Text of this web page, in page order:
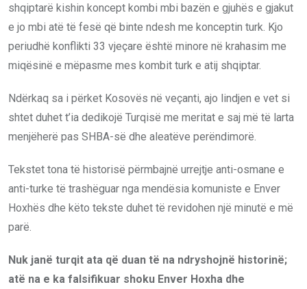
shqiptarë kishin koncept kombi mbi bazën e gjuhës e gjakut
e jo mbi atë të fesë që binte ndesh me konceptin turk. Kjo
periudhë konflikti 33 vjeçare është minore në krahasim me
miqësinë e mëpasme mes kombit turk e atij shqiptar.
Ndërkaq sa i përket Kosovës në veçanti, ajo lindjen e vet si
shtet duhet t’ia dedikojë Turqisë me meritat e saj më të larta
menjëherë pas SHBA-së dhe aleatëve perëndimorë.
Tekstet tona të historisë përmbajnë urrejtje anti-osmane e
anti-turke të trashëguar nga mendësia komuniste e Enver
Hoxhës dhe këto tekste duhet të revidohen një minutë e më
parë.
Nuk janë turqit ata që duan të na ndryshojnë historinë;
atë na e ka falsifikuar shoku Enver Hoxha dhe